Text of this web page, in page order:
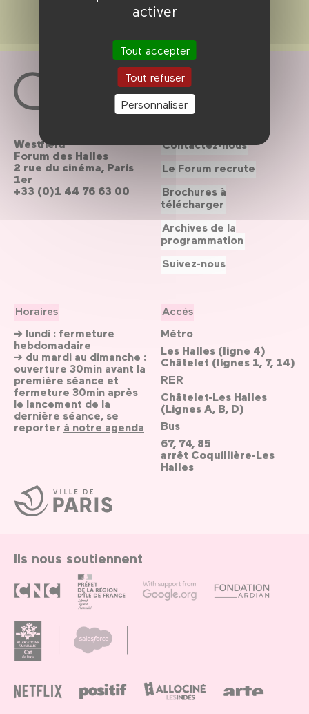
activer
Tout accepter
Tout refuser
Personnaliser
Ville
de
Paris
Westfield
Forum des Halles
2 rue du cinéma, Paris
1er
+33 (0)1 44 76 63 00
Horaires
→ lundi : fermeture
hebdomadaire
→ du mardi au dimanche :
ouverture 30min avant la
première séance et
fermeture 30min après
le lancement de la
dernière séance, se
reporter à notre agenda
Accès
Métro
Les Halles (ligne 4)
Châtelet (lignes 1, 7, 14)
RER
Châtelet-Les Halles
(Lignes A, B, D)
Bus
67, 74, 85
arrêt Coquillière-Les
Halles
Contactez-nous
Le Forum recrute
Brochures à
télécharger
Archives de la
programmation
Suivez-nous
Ils nous soutiennent